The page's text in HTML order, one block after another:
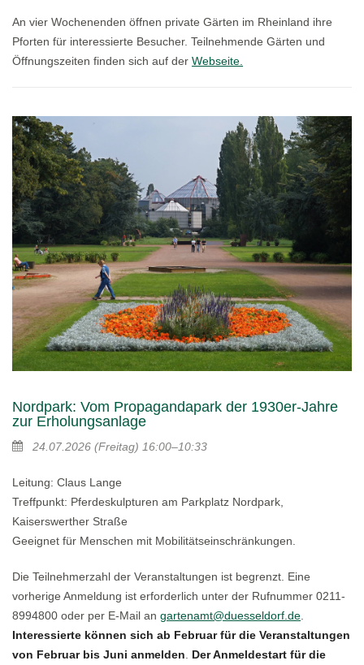
An vier Wochenenden öffnen private Gärten im Rheinland ihre
Pforten für interessierte Besucher. Teilnehmende Gärten und
Öffnungszeiten finden sich auf der Webseite.
Nordpark: Vom Propagandapark der 1930er-Jahre
zur Erholungsanlage
24.07.2026 (Freitag) 16:00–10:33
Leitung: Claus Lange
Treffpunkt: Pferdeskulpturen am Parkplatz Nordpark,
Kaiserswerther Straße
Geeignet für Menschen mit Mobilitätseinschränkungen.
Die Teilnehmerzahl der Veranstaltungen ist begrenzt. Eine
vorherige Anmeldung ist erforderlich unter der Rufnummer 0211-
8994800 oder per E-Mail an gartenamt@duesseldorf.de
Interessierte können sich ab Februar für die Veranstaltungen
von Februar bis Juni anmelden
Der Anmeldestart für die